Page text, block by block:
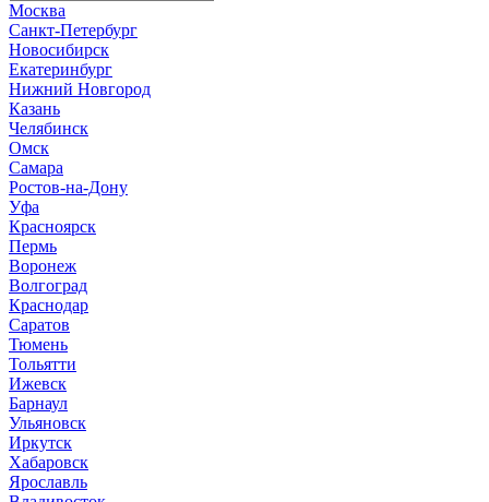
Москва
Санкт-Петербург
Новосибирск
Екатеринбург
Нижний Новгород
Казань
Челябинск
Омск
Самара
Ростов-на-Дону
Уфа
Красноярск
Пермь
Воронеж
Волгоград
Краснодар
Саратов
Тюмень
Тольятти
Ижевск
Барнаул
Ульяновск
Иркутск
Хабаровск
Ярославль